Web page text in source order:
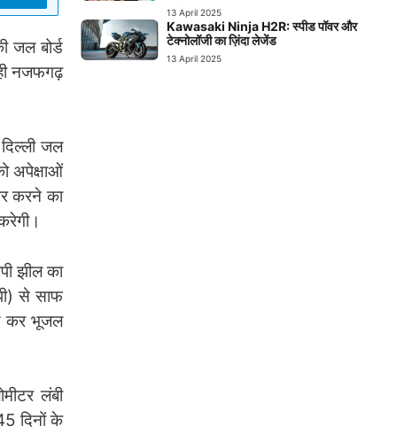
जल बोर्ड
नजफगढ़
जल
अपेक्षाओं
करने का
झील का
से साफ
कर भूजल
लंबी
दिनों के
13 April 2025
Kawasaki Ninja H2R: स्पीड पॉवर और
टेक्नोलॉजी का ज़िंदा लेजेंड
13 April 2025